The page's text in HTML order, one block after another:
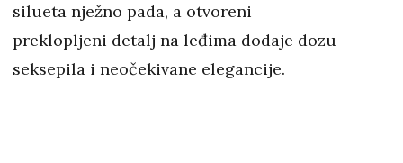
silueta nježno pada, a otvoreni
preklopljeni detalj na leđima dodaje dozu
seksepila i neočekivane elegancije.